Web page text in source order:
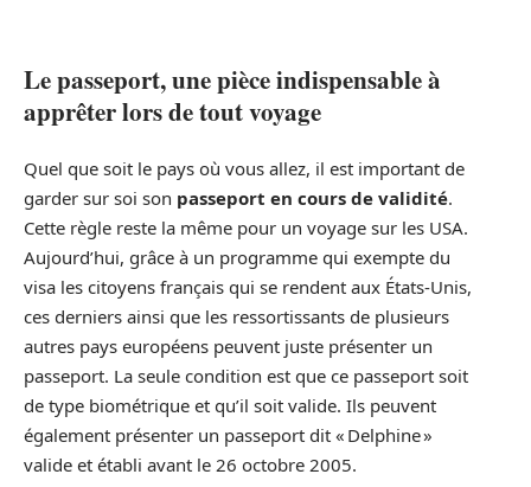
Le passeport, une pièce indispensable à
apprêter lors de tout voyage
Quel que soit le pays où vous allez, il est important de
garder sur soi son passeport en cours de validité.
Cette règle reste la même pour un voyage sur les USA.
Aujourd’hui, grâce à un programme qui exempte du
visa les citoyens français qui se rendent aux États-Unis,
ces derniers ainsi que les ressortissants de plusieurs
autres pays européens peuvent juste présenter un
passeport. La seule condition est que ce passeport soit
de type biométrique et qu’il soit valide. Ils peuvent
également présenter un passeport dit « Delphine »
valide et établi avant le 26 octobre 2005.